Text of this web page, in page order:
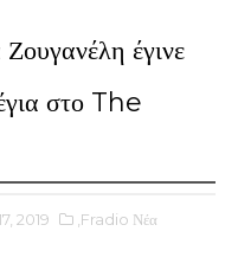
έγινε
στο The
2019 ,Fradio Νέα